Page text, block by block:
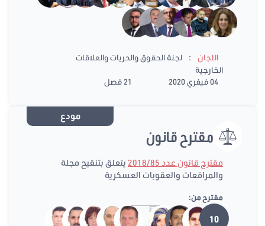
اللجان :
لجنة الحقوق والحريات والعلاقات
الخارجية
04 فيفري 2020
21 فصل
مودع
مقترح قانون
مقترح قانون عدد 2018/85
يتعلق بتنقيح مجلة
والمرافعات والعقوبات العسكرية
مقترح من:
10